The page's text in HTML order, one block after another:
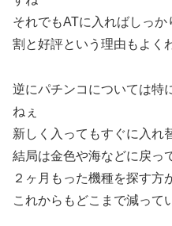
それでもATに入ればしっか
割と好評という理由もよく
逆にパチンコについては特
ねぇ
新しく入ってもすぐに入れ
結局は金色や海などに戻っ
２ヶ月もった機種を探す方
これからもどこまで減って